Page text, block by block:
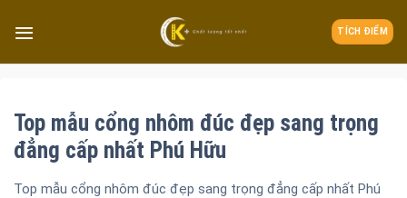
TÍCH ĐIỂM
Top mẫu cổng nhôm đúc đẹp sang trọng
đẳng cấp nhất Phú Hữu
Top mẫu cổng nhôm đúc đẹp sang trọng đẳng cấp nhất Phú